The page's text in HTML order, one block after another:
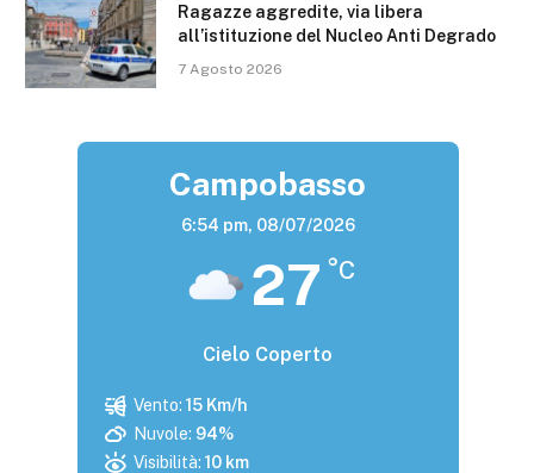
Ragazze aggredite, via libera
all’istituzione del Nucleo Anti Degrado
7 Agosto 2026
Campobasso
6:54 pm, 08/07/2026
27 °C
Cielo Coperto
Vento: 15 Km/h
Nuvole: 94%
Visibilità: 10 km